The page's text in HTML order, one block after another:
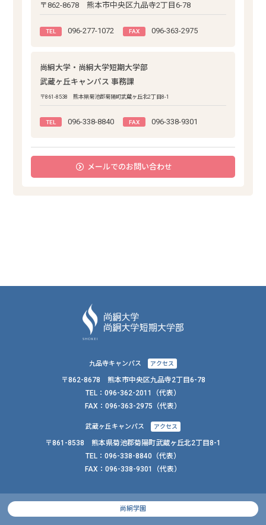
〒862-8678 熊本市中央区九品寺2丁目6-78
TEL 096-277-1072 FAX 096-363-2975
尚絅大学・尚絅大学短期大学部
武蔵ヶ丘キャンパス 事務課
〒861-8538 熊本県菊池郡菊陽町武蔵ヶ丘北2丁目8-1
TEL 096-338-8840 FAX 096-338-9301
メールでのお問い合わせ
九品寺キャンパス アクセス
〒862-8678 熊本市中央区九品寺2丁目6-78
TEL： 096-362-2011
（代表）
FAX： 096-363-2975（代表）
武蔵ヶ丘キャンパス アクセス
〒861-8538 熊本県菊池郡菊陽町武蔵ヶ丘北2丁目8-1
TEL： 096-338-8840 （代表）
FAX： 096-338-9301（代表）
尚絅学園